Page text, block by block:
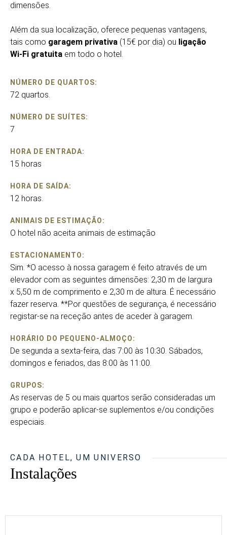
dimensões.
Além da sua localização, oferece pequenas vantagens,
tais como garagem privativa (15€ por dia) ou ligação
Wi-Fi gratuita em todo o hotel.
NÚMERO DE QUARTOS:
72 quartos.
NÚMERO DE SUÍTES:
7
HORA DE ENTRADA:
15 horas
HORA DE SAÍDA:
12 horas.
ANIMAIS DE ESTIMAÇÃO:
O hotel não aceita animais de estimação
ESTACIONAMENTO:
Sim. *O acesso à nossa garagem é feito através de um
elevador com as seguintes dimensões: 2,30 m de largura
x 5,50 m de comprimento e 2,30 m de altura. É necessário
fazer reserva. **Por questões de segurança, é necessário
registar-se na receção antes de aceder à garagem.
HORÁRIO DO PEQUENO-ALMOÇO:
De segunda a sexta-feira, das 7:00 às 10:30. Sábados,
domingos e feriados, das 8:00 às 11:00.
GRUPOS:
As reservas de 5 ou mais quartos serão consideradas um
grupo e poderão aplicar-se suplementos e/ou condições
especiais.
CADA HOTEL, UM UNIVERSO
Instalações